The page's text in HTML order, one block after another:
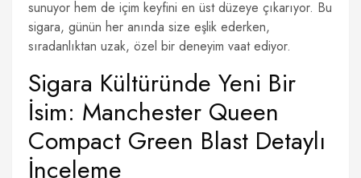
sunuyor hem de içim keyfini en üst düzeye çıkarıyor. Bu
sigara, günün her anında size eşlik ederken,
sıradanlıktan uzak, özel bir deneyim vaat ediyor.
Sigara Kültüründe Yeni Bir
İsim: Manchester Queen
Compact Green Blast Detaylı
İnceleme